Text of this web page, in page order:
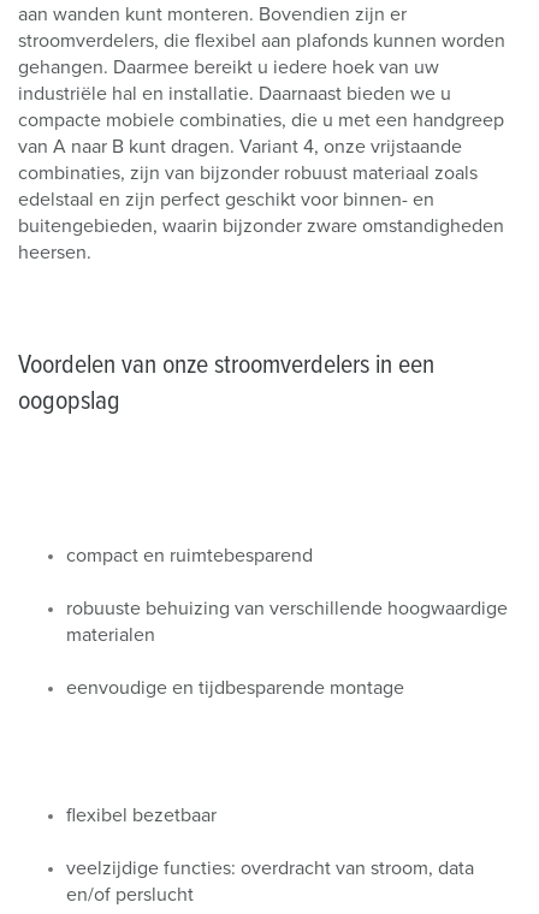
aan wanden kunt monteren. Bovendien zijn er
stroomverdelers, die flexibel aan plafonds kunnen worden
gehangen. Daarmee bereikt u iedere hoek van uw
industriële hal en installatie. Daarnaast bieden we u
compacte mobiele combinaties, die u met een handgreep
van A naar B kunt dragen. Variant 4, onze vrijstaande
combinaties, zijn van bijzonder robuust materiaal zoals
edelstaal en zijn perfect geschikt voor binnen- en
buitengebieden, waarin bijzonder zware omstandigheden
heersen.
Voordelen van onze stroomverdelers in een
oogopslag
compact en ruimtebesparend
robuuste behuizing van verschillende hoogwaardige
materialen
eenvoudige en tijdbesparende montage
flexibel bezetbaar
veelzijdige functies: overdracht van stroom, data
en/of perslucht